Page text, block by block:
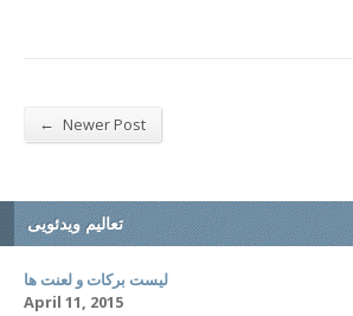
← Newer Post
تعالیم ویدئویی
لیست برکات و لعنت ها
April 11, 2015